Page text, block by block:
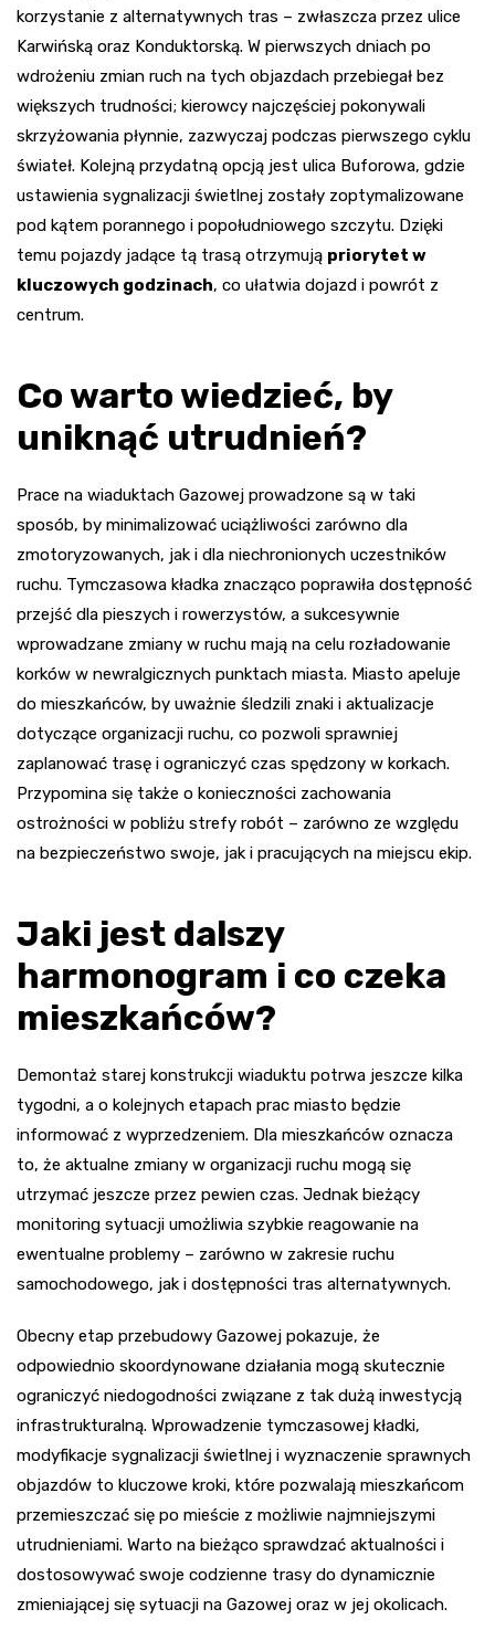
korzystanie z alternatywnych tras – zwłaszcza przez ulice
Karwińską oraz Konduktorską. W pierwszych dniach po
wdrożeniu zmian ruch na tych objazdach przebiegał bez
większych trudności; kierowcy najczęściej pokonywali
skrzyżowania płynnie, zazwyczaj podczas pierwszego cyklu
świateł. Kolejną przydatną opcją jest ulica Buforowa, gdzie
ustawienia sygnalizacji świetlnej zostały zoptymalizowane
pod kątem porannego i popołudniowego szczytu. Dzięki
temu pojazdy jadące tą trasą otrzymują priorytet w
kluczowych godzinach, co ułatwia dojazd i powrót z
centrum.
Co warto wiedzieć, by
uniknąć utrudnień?
Prace na wiaduktach Gazowej prowadzone są w taki
sposób, by minimalizować uciążliwości zarówno dla
zmotoryzowanych, jak i dla niechronionych uczestników
ruchu. Tymczasowa kładka znacząco poprawiła dostępność
przejść dla pieszych i rowerzystów, a sukcesywnie
wprowadzane zmiany w ruchu mają na celu rozładowanie
korków w newralgicznych punktach miasta. Miasto apeluje
do mieszkańców, by uważnie śledzili znaki i aktualizacje
dotyczące organizacji ruchu, co pozwoli sprawniej
zaplanować trasę i ograniczyć czas spędzony w korkach.
Przypomina się także o konieczności zachowania
ostrożności w pobliżu strefy robót – zarówno ze względu
na bezpieczeństwo swoje, jak i pracujących na miejscu ekip.
Jaki jest dalszy
harmonogram i co czeka
mieszkańców?
Demontaż starej konstrukcji wiaduktu potrwa jeszcze kilka
tygodni, a o kolejnych etapach prac miasto będzie
informować z wyprzedzeniem. Dla mieszkańców oznacza
to, że aktualne zmiany w organizacji ruchu mogą się
utrzymać jeszcze przez pewien czas. Jednak bieżący
monitoring sytuacji umożliwia szybkie reagowanie na
ewentualne problemy – zarówno w zakresie ruchu
samochodowego, jak i dostępności tras alternatywnych.
Obecny etap przebudowy Gazowej pokazuje, że
odpowiednio skoordynowane działania mogą skutecznie
ograniczyć niedogodności związane z tak dużą inwestycją
infrastrukturalną. Wprowadzenie tymczasowej kładki,
modyfikacje sygnalizacji świetlnej i wyznaczenie sprawnych
objazdów to kluczowe kroki, które pozwalają mieszkańcom
przemieszczać się po mieście z możliwie najmniejszymi
utrudnieniami. Warto na bieżąco sprawdzać aktualności i
dostosowywać swoje codzienne trasy do dynamicznie
zmieniającej się sytuacji na Gazowej oraz w jej okolicach.